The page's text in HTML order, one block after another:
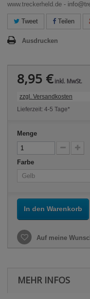
www.treckerheld.de -
Tweet Teilen
Ausdrucken
8,95 €inkl. MwSt.
zzgl. Versandkosten
Lieferzeit: 4-5 Tage*
Menge
Farbe
In den Warenkorb
Auf meine
MEHR INFOS